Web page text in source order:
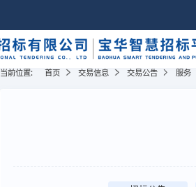
当前位置: 首页 交易信息 交易公告 服务